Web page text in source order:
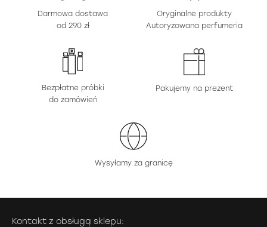
Darmowa dostawa
od 290 zł
Oryginalne produkty
Autoryzowana perfumeria
Bezpłatne próbki
do zamówień
Pakujemy na prezent
Wysyłamy za granicę
Kontakt z obsługą sklepu: